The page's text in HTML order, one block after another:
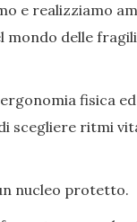
e realizziamo
delle
fisica
scegliere ritmi
nucleo protetto.